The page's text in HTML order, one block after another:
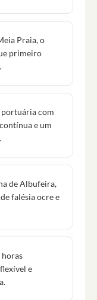
Praia, o
primeiro
portuária com
e um
de Albufeira,
falésia ocre e
horas
e